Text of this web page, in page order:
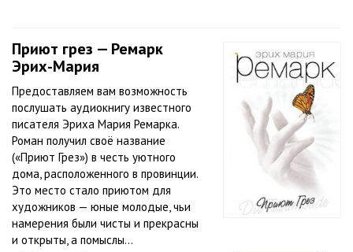
Приют грез — Ремарк
Эрих-Мария
Предоставляем вам возможность
послушать аудиокнигу известного
писателя Эриха Мария Ремарка.
Роман получил своё название
(«Приют Грез») в честь уютного
дома, расположенного в провинции.
Это место стало приютом для
художников — юные молодые, чьи
намерения были чисты и прекрасны
и открыты, а помыслы...